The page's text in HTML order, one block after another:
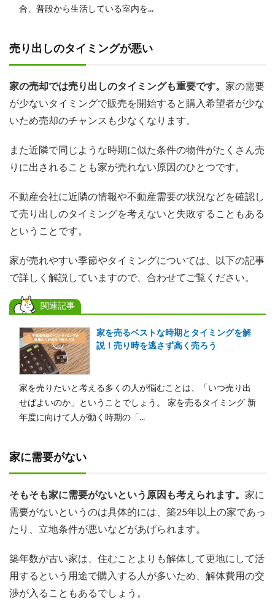
合、普段から生活している室内を...
売り出しのタイミングが悪い
家の売却では売り出しのタイミングも重要です。 家の需要
が少ないタイミングで販売を開始すると購入希望者が少な
いため売却のチャンスも少なくなります。
また近隣で同じような時期に似た条件の物件がたくさん売
りに出されることも家が売れない原因のひとつです。
不動産会社に近隣の情報や不動産需要の状況などを確認し
て売り出しのタイミングを考えないと失敗することもある
ということです。
家が売れやすい季節やタイミングについては、以下の記事
で詳しく解説していますので、合わせてご覧ください。
関連記事
家を売るベストな時期とタイミングを解
説！売り時を逃さず高く売ろう
家を売りたいと考える多くの人が悩むことは、「いつ売り出
せばよいのか」ということでしょう。 家を売るタイミング 新
年度に向けて人が動く時期の「...
家に需要がない
そもそも家に需要がないという原因も考えられます。 家に
需要がないというのは具体的には、築25年以上の家であっ
たり、立地条件が悪いなどがあげられます。
築年数が古い家は、住むことよりも解体して更地にして活
用するという用途で購入する人が多いため、解体費用の交
渉が入ることもあるでしょう。